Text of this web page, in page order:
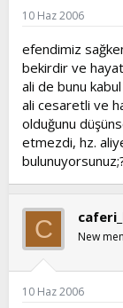
10 Haz 2006
efendimiz
bekirdir ve
ali de bunu kabul
ali cesaretli ve
olduğunu
etmezdi, hz.
C New
10 Haz 2006